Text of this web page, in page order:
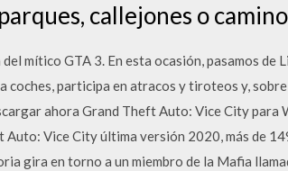
callejones o
mítico GTA 3. En esta ocasión, pasamos de
coches, participa en atracos y tiroteos y,
ahora Grand Theft Auto: Vice City
Vice City última versión 2020, más de
gira en torno a un miembro de la Mafia